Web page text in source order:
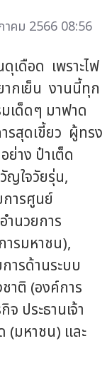
คม 2566 08:56
เดือด เพราะไฟ
ากเย็น งานนี้ทุก
เด็ดๆ มาฟาด
รสุดเขี้ยว ผู้ทรง
าง ป๋าเต็ด
ใจวัยรุ่น,
ารศูนย์
ำนวยการ
ารมหาชน),
ารด้านระบบ
าติ (องค์การ
ประธานเจ้า
(มหาชน) และ